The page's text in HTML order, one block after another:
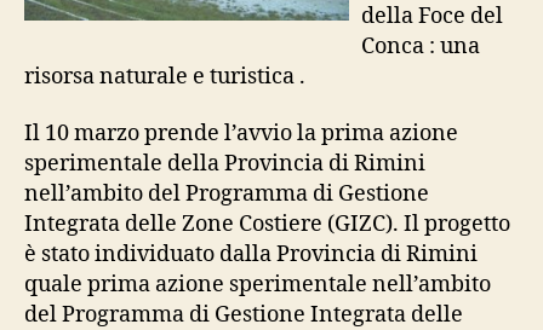
della Foce del
Conca : una
risorsa naturale e turistica .
Il 10 marzo prende l’avvio la prima azione
sperimentale della Provincia di Rimini
nell’ambito del Programma di Gestione
Integrata delle Zone Costiere (GIZC). Il progetto
è stato individuato dalla Provincia di Rimini
quale prima azione sperimentale nell’ambito
del Programma di Gestione Integrata delle